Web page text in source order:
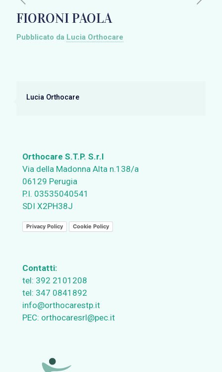
FIORONI PAOLA
Pubblicato da Lucia Orthocare
Lucia Orthocare
Orthocare S.T.P. S.r.l
Via della Madonna Alta n.138/a
06129 Perugia
P.I. 03535040541
SDI X2PH38J
Privacy Policy Cookie Policy
Contatti:
tel: 392 2101208
tel: 347 0841892
info@orthocarestp.it
PEC: orthocaresrl@pec.it